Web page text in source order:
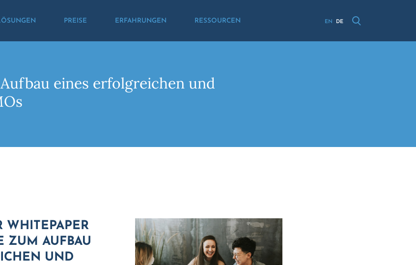
PREISE ERFAHRUNGEN RESSOURCEN EN DE
eines erfolgreichen und
WHITEPAPER
ZUM AUFBAU
UND